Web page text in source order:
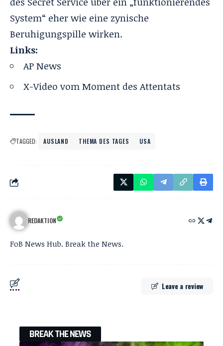
System“ eher wie eine zynische
Beruhigungspille wirken.
Links:
AP News
X-Video vom Moment des Attentats
TAGGED: AUSLAND THEMA DES TAGES USA
REDAKTION
FoB News Hub. Break the News.
Leave a review
BREAK THE NEWS